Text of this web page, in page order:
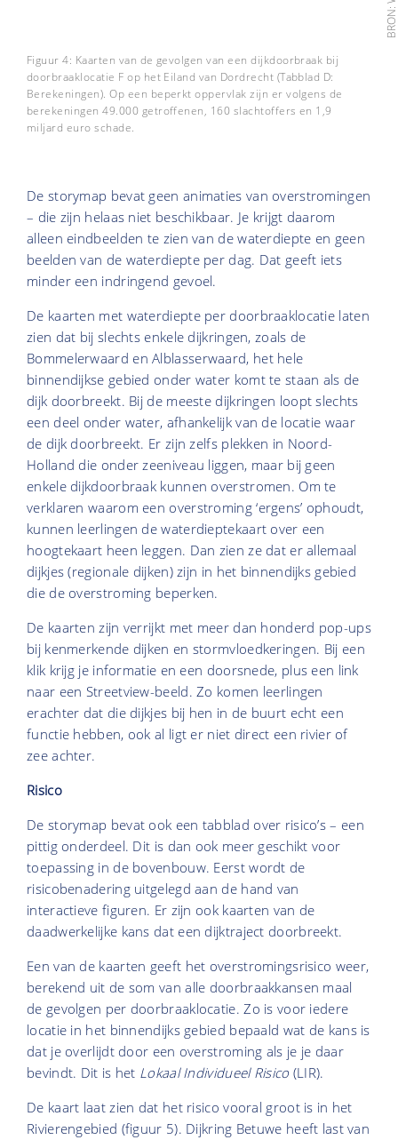
Figuur 4: Kaarten van de gevolgen van een dijkdoorbraak bij
doorbraaklocatie F op het Eiland van Dordrecht (Tabblad D:
Berekeningen). Op een beperkt oppervlak zijn er volgens de
berekeningen 49.000 getroffenen, 160 slachtoffers en 1,9
miljard euro schade.
De storymap bevat geen animaties van overstromingen
– die zijn helaas niet beschikbaar. Je krijgt daarom
alleen eindbeelden te zien van de waterdiepte en geen
beelden van de waterdiepte per dag. Dat geeft iets
minder een indringend gevoel.
De kaarten met waterdiepte per doorbraaklocatie laten
zien dat bij slechts enkele dijkringen, zoals de
Bommelerwaard en Alblasserwaard, het hele
binnendijkse gebied onder water komt te staan als de
dijk doorbreekt. Bij de meeste dijkringen loopt slechts
een deel onder water, afhankelijk van de locatie waar
de dijk doorbreekt. Er zijn zelfs plekken in Noord-
Holland die onder zeeniveau liggen, maar bij geen
enkele dijkdoorbraak kunnen overstromen. Om te
verklaren waarom een overstroming ‘ergens’ ophoudt,
kunnen leerlingen de waterdieptekaart over een
hoogtekaart heen leggen. Dan zien ze dat er allemaal
dijkjes (regionale dijken) zijn in het binnendijks gebied
die de overstroming beperken.
De kaarten zijn verrijkt met meer dan honderd pop-ups
bij kenmerkende dijken en stormvloedkeringen. Bij een
klik krijg je informatie en een doorsnede, plus een link
naar een Streetview-beeld. Zo komen leerlingen
erachter dat die dijkjes bij hen in de buurt echt een
functie hebben, ook al ligt er niet direct een rivier of
zee achter.
Risico
De storymap bevat ook een tabblad over risico’s – een
pittig onderdeel. Dit is dan ook meer geschikt voor
toepassing in de bovenbouw. Eerst wordt de
risicobenadering uitgelegd aan de hand van
interactieve figuren. Er zijn ook kaarten van de
daadwerkelijke kans dat een dijktraject doorbreekt.
Een van de kaarten geeft het overstromingsrisico weer,
berekend uit de som van alle doorbraakkansen maal
de gevolgen per doorbraaklocatie. Zo is voor iedere
locatie in het binnendijks gebied bepaald wat de kans is
dat je overlijdt door een overstroming als je je daar
bevindt. Dit is het Lokaal Individueel Risico (LIR).
De kaart laat zien dat het risico vooral groot is in het
Rivierengebied (figuur 5). Dijkring Betuwe heeft last van